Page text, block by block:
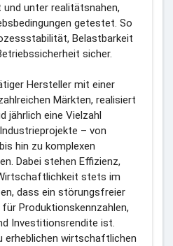
unter realitätsnahen,
getestet. So
Belastbarkeit
sicher.
Hersteller mit einer
Märkten, realisiert
jährlich eine Vielzahl
– von
hin zu komplexen
Dabei stehen Effizienz,
stets im
dass ein störungsfreier
Produktionskennzahlen,
Investitionsrendite ist.
erheblichen wirtschaftlichen